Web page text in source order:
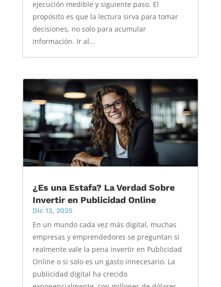
ejecución medible y siguiente paso. El
propósito es que la lectura sirva para tomar
decisiones, no solo para acumular
información. Ir al...
¿Es una Estafa? La Verdad Sobre
Invertir en Publicidad Online
Dic 12, 2025
En un mundo cada vez más digital, muchas
empresas y emprendedores se preguntan si
realmente vale la pena invertir en Publicidad
Online o si solo es un gasto innecesario. La
publicidad digital ha crecido